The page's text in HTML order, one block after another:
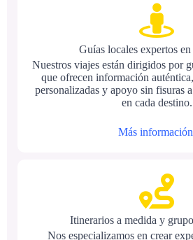
Guías locales expertos en
Nuestros viajes están dirigidos por
que ofrecen información
personalizadas y apoyo sin fisuras
en cada destino.
Más
Itinerarios a medida y
Nos especializamos en crear